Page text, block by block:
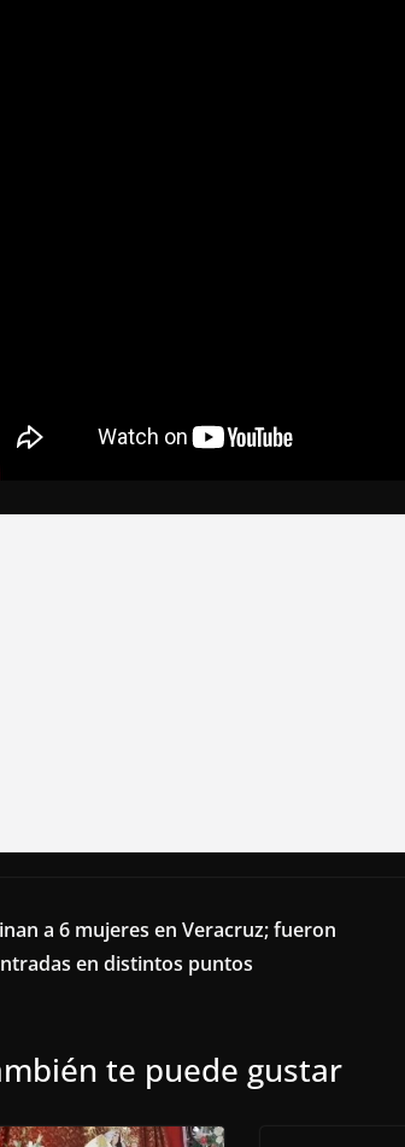
a 6 mujeres en Veracruz; fueron
en distintos puntos
te puede gustar